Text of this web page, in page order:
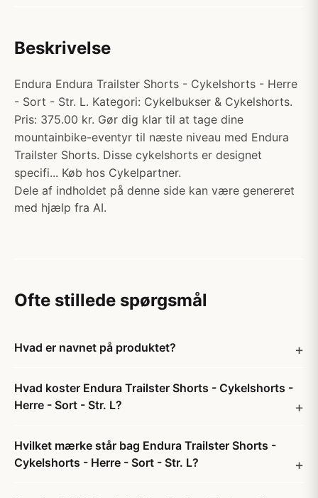
Beskrivelse
Endura Endura Trailster Shorts - Cykelshorts - Herre
- Sort - Str. L. Kategori: Cykelbukser & Cykelshorts.
Pris: 375.00 kr. Gør dig klar til at tage dine
mountainbike-eventyr til næste niveau med Endura
Trailster Shorts. Disse cykelshorts er designet
specifi... Køb hos Cykelpartner.
Dele af indholdet på denne side kan være genereret
med hjælp fra AI.
Ofte stillede spørgsmål
Hvad er navnet på produktet?
Hvad koster Endura Trailster Shorts - Cykelshorts -
Herre - Sort - Str. L?
Hvilket mærke står bag Endura Trailster Shorts -
Cykelshorts - Herre - Sort - Str. L?